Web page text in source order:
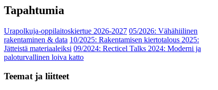
Tapahtumia
Urapolkuja-oppilaitoskiertue 2026-2027 05/2026: Vähähiilinen
rakentaminen & data 10/2025: Rakentamisen kiertotalous 2025:
Jätteistä materiaaleiksi 09/2024: Recticel Talks 2024: Moderni ja
paloturvallinen loiva katto
Teemat ja liitteet